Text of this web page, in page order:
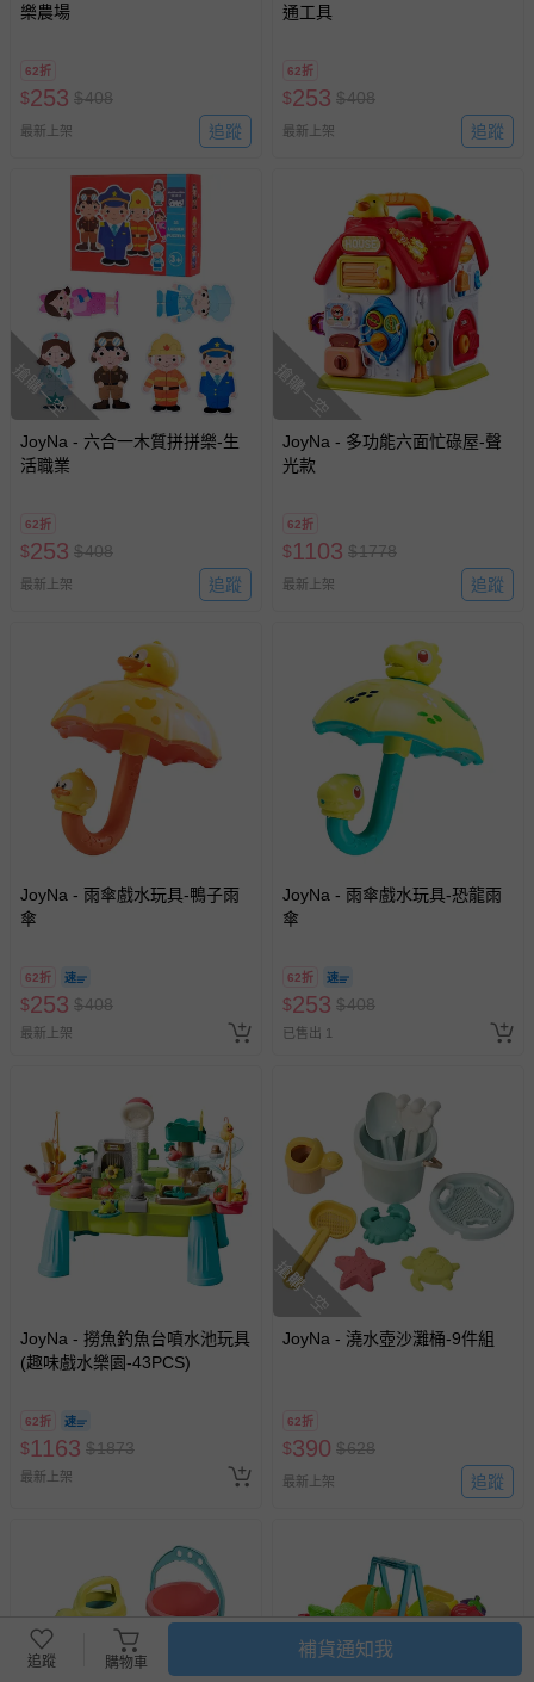
樂農場
62折
$253 $408
最新上架 追蹤
通工具
62折
$253 $408
最新上架 追蹤
搶購一空
JoyNa - 六合一木質拼拼樂-生
活職業
62折
$253 $408
最新上架 追蹤
搶購一空
JoyNa - 多功能六面忙碌屋-聲
光款
62折
$1103 $1778
最新上架 追蹤
JoyNa - 雨傘戲水玩具-鴨子雨
傘
62折
$253 $408
最新上架
JoyNa - 雨傘戲水玩具-恐龍雨
傘
62折
$253 $408
已售出 1
JoyNa - 撈魚釣魚台噴水池玩具
(趣味戲水樂園-43PCS)
62折
$1163 $1873
最新上架
搶購一空
JoyNa - 澆水壺沙灘桶-9件組
62折
$390 $628
最新上架 追蹤
追蹤 購物車
補貨通知我